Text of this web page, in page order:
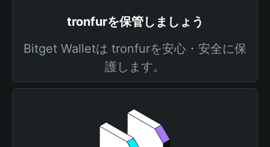
tronfurを保管しましょう
Bitget Walletは tronfurを安心・安全に保
護します。